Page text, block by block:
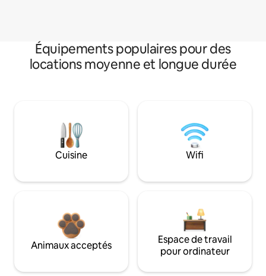
Équipements populaires pour des
locations moyenne et longue durée
Cuisine Wifi
Animaux acceptés
Espace de travail
pour ordinateur